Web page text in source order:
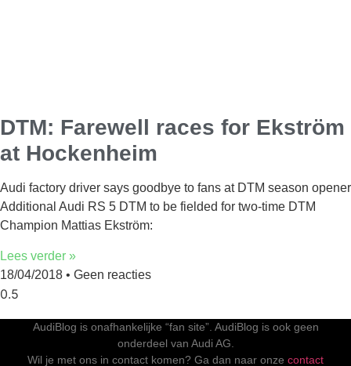
DTM: Farewell races for Ekström
at Hockenheim
Audi factory driver says goodbye to fans at DTM season opener
Additional Audi RS 5 DTM to be fielded for two-time DTM
Champion Mattias Ekström:
Lees verder »
18/04/2018
Geen reacties
AudiBlog is onafhankelijke “fan site”. AudiBlog is ook geen
onderdeel van Audi AG.
Wil je met ons in contact komen? Ga dan naar onze contact